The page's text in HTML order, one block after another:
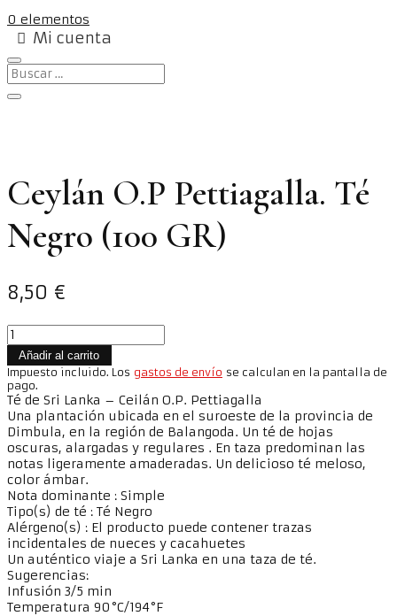
0 elementos
Mi cuenta
Ceylán O.P Pettiagalla. Té
Negro (100 GR)
8,50 €
Ceylán
O.P
Pettiagalla.
Té
Negro
(100
GR)
cantidad
Añadir al carrito
Impuesto incluido. Los gastos de envío se calculan en la pantalla de
pago.
Té de Sri Lanka – Ceilán O.P. Pettiagalla
Una plantación ubicada en el suroeste de la provincia de
Dimbula, en la región de Balangoda. Un té de hojas
oscuras, alargadas y regulares . En taza predominan las
notas ligeramente amaderadas. Un delicioso té meloso,
color ámbar.
Nota dominante : Simple
Tipo(s) de té : Té Negro
Alérgeno(s) : El producto puede contener trazas
incidentales de nueces y cacahuetes
Un auténtico viaje a Sri Lanka en una taza de té.
Sugerencias:
Infusión 3/5 min
Temperatura 90°C/194°F